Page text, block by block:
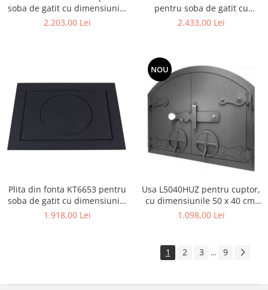
soba de gatit cu dimensiunile
66 x 60 cm
2.203,00 Lei
pentru soba de gatit cu
dimensiunile 66 x 60 cm,
2.433,00 Lei
Plita din fonta KT6653 pentru
soba de gatit cu dimensiunile
66 x 52 cm
1.918,00 Lei
NOU
Usa L5040HUZ pentru cuptor,
cu dimensiunile 50 x 40 cm,
prevazut cu grila
1.098,00 Lei
1 2 3 ... 9